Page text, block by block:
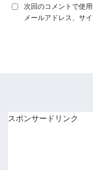
次回のコメントで使
メールアドレス、サ
スポンサードリンク